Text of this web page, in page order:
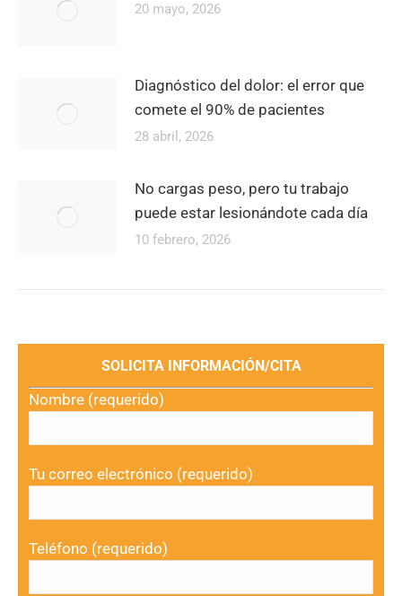
20 mayo, 2026
Diagnóstico del dolor: el error que
comete el 90% de pacientes
28 abril, 2026
No cargas peso, pero tu trabajo
puede estar lesionándote cada día
10 febrero, 2026
SOLICITA INFORMACIÓN/CITA
Nombre (requerido)
Tu correo electrónico (requerido)
Teléfono (requerido)